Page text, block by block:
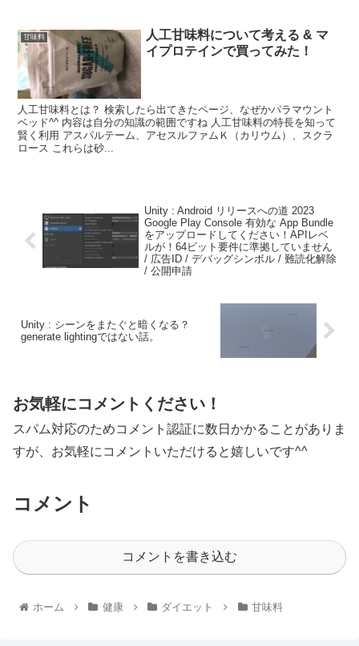
甘味料
人工甘味料について考える & マ
イプロテインで買ってみた！
人工甘味料とは？ 検索したら出てきたページ、なぜかパラマウント
ベッド^^ 内容は自分の知識の範囲ですね 人工甘味料の特長を知って
賢く利用 アスパルテーム、アセスルファムＫ（カリウム）、スクラ
ロース これらは砂...
Unity : Android リリースへの道 2023
Google Play Console 有効な App Bundle
をアップロードしてください！APIレベ
ルが！64ビット要件に準拠していません
/ 広告ID / デバッグシンボル / 難読化解除
/ 公開申請
Unity : シーンをまたぐと暗くなる？
generate lightingではない話。
お気軽にコメントください！
スパム対応のためコメント認証に数日かかることがありま
すが、お気軽にコメントいただけると嬉しいです^^
コメント
コメントを書き込む
ホーム 健康 ダイエット 甘味料